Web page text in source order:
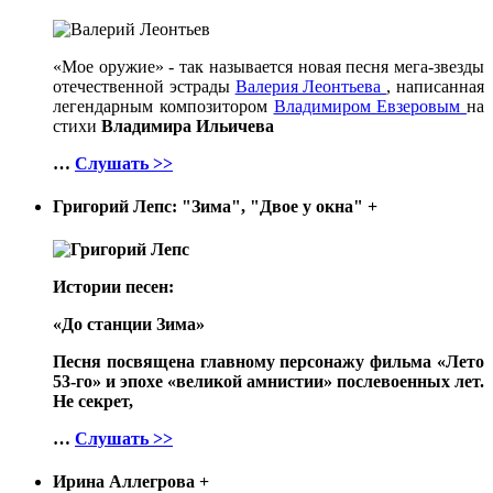
«Мое оружие» - так называется новая песня мега-звезды
отечественной эстрады Валерия Леонтьева , написанная
легендарным композитором Владимиром Евзеровым на
стихи Владимира Ильичева
… Слушать >>
Григорий Лепс: "Зима", "Двое у окна" +
Истории песен:
«До станции Зима»
Песня посвящена главному персонажу фильма «Лето
53-го» и эпохе «великой амнистии» послевоенных лет.
Не секрет,
… Слушать >>
Ирина Аллегрова +